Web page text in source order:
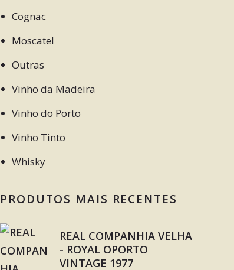
Cognac
Moscatel
Outras
Vinho da Madeira
Vinho do Porto
Vinho Tinto
Whisky
PRODUTOS MAIS RECENTES
REAL COMPANHIA VELHA
- ROYAL OPORTO
VINTAGE 1977